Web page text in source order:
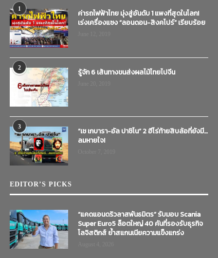
1
ค่ารถไฟฟ้าไทย มุ่งสู่อันดับ 1 แพงที่สุดในโลก!
เร่งเครื่องแซง “ลอนดอน-สิงคโปร์” เรียบร้อย
2 รู้จัก 6 เส้นทางขนส่งผลไม้ไทยไปจีน
3
“เช เกบารา-อัล ปาชิโน” 2 ฮีโร่ท้ายสิบล้อที่ยังมี…
ลมหายใจ!
EDITOR’S PICKS
“แคดแอนดริวลาสพันธมิตร” รับมอบ Scania
Super Euro5 ล็อตใหญ่ 40 คันที่รองรับธุรกิจ
โลจิสติกส์ ย้ำสแกนเนียความแข็งแกร่ง